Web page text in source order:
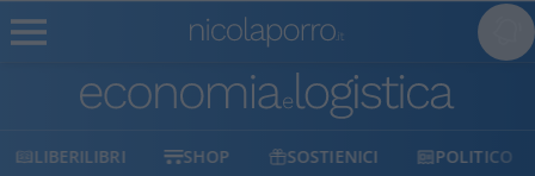
SHOP SOSTIENICI POLITICO MILANO